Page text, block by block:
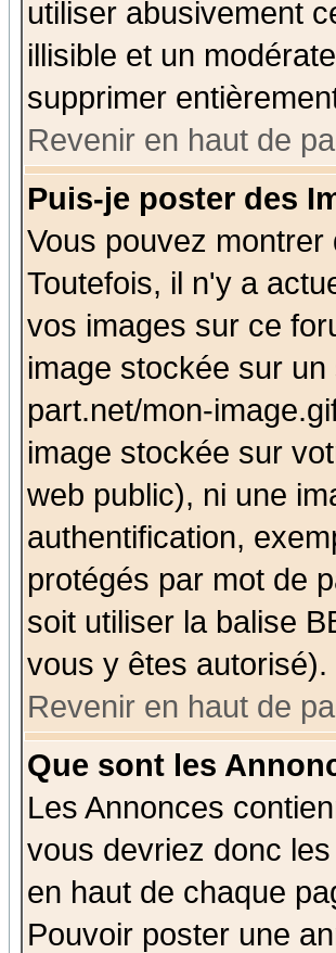
utiliser abusivement
illisible et un
supprimer
Revenir en haut de
Puis-je poster des
Vous pouvez
Toutefois, il n'y a
vos images sur ce
image stockée sur
part.net/mon-
image stockée sur
web public), ni une
authentification,
protégés par mot de
soit utiliser la balise
vous y êtes autorisé).
Revenir en haut de
Que sont les
Les Annonces
vous devriez donc
en haut de chaque
Pouvoir poster une